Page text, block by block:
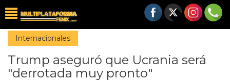
Internacionales
Trump aseguró que Ucrania será
"derrotada muy pronto"